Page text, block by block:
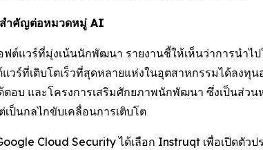
สำคัญต่อหมวดหมู่ AI
ต์แวร์ที่มุ่งเน้นนักพัฒนา รายงานชี้ให้เห็นว่าการนำไ
วร์ที่เติบโตเร็วที่สุดหลายแห่งในอุตสาหกรรมได้ลงทุ
อบ และโครงการเสริมศักยภาพนักพัฒนา ซึ่งเป็นส่ว
ป็นกลไกขับเคลื่อนการเติบโต
Cloud Security ได้เลือก Instruqt เพื่อเปิดตั